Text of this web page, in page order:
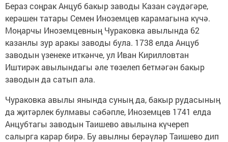
Бераз соңрак Анцуб бакыр заводы Казан сәүдәгәре,
керәшен татары Семен Иноземцев карамагына күчә.
Моңарчы Иноземцевның Чураковка авылында 62
казанлы зур аракы заводы була. 1738 елда Анцуб
заводын үзенеке иткәнче, ул Иван Кириллов­тан
Иштирәк авылындагы әле төзелеп бетмәгән бакыр
заводын да сатып ала.
Чураковка авылы янында суның да, бакыр рудасының
да җитәрлек булмавы сәбәпле, Иноземцев 1741 елда
Анцубтагы заводын Таишево авылына күчереп
салырга карар бирә. Бу авылны берәүләр Таишево дип